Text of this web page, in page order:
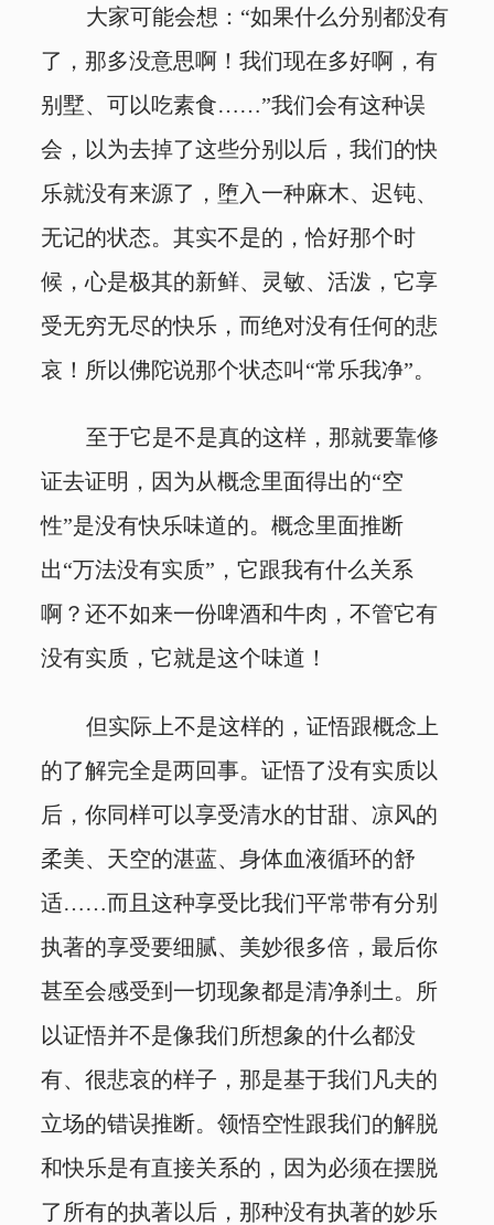
大家可能会想：“如果什么分别都没有
了，那多没意思啊！我们现在多好啊，有
别墅、可以吃素食……”我们会有这种误
会，以为去掉了这些分别以后，我们的快
乐就没有来源了，堕入一种麻木、迟钝、
无记的状态。其实不是的，恰好那个时
候，心是极其的新鲜、灵敏、活泼，它享
受无穷无尽的快乐，而绝对没有任何的悲
哀！所以佛陀说那个状态叫“常乐我净”。
至于它是不是真的这样，那就要靠修
证去证明，因为从概念里面得出的“空
性”是没有快乐味道的。概念里面推断
出“万法没有实质”，它跟我有什么关系
啊？还不如来一份啤酒和牛肉，不管它有
没有实质，它就是这个味道！
但实际上不是这样的，证悟跟概念上
的了解完全是两回事。证悟了没有实质以
后，你同样可以享受清水的甘甜、凉风的
柔美、天空的湛蓝、身体血液循环的舒
适……而且这种享受比我们平常带有分别
执著的享受要细腻、美妙很多倍，最后你
甚至会感受到一切现象都是清净刹土。所
以证悟并不是像我们所想象的什么都没
有、很悲哀的样子，那是基于我们凡夫的
立场的错误推断。领悟空性跟我们的解脱
和快乐是有直接关系的，因为必须在摆脱
了所有的执著以后，那种没有执著的妙乐